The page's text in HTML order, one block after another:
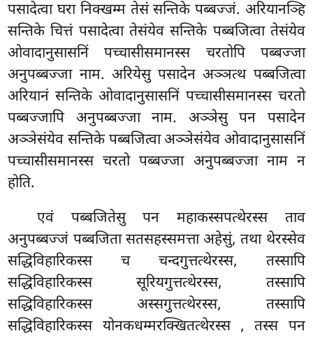
पसादेत्वा घरा निक्खम्म तेसं सन्तिके पब्बज्जं. अरियानञ्हि
सन्तिके चित्तं पसादेत्वा तेसंयेव सन्तिके पब्बजित्वा तेसंयेव
ओवादानुसासनिं पच्चासीसमानस्स चरतोपि पब्बज्जा
अनुपब्बज्जा नाम. अरियेसु पसादेन अञ्ञत्थ पब्बजित्वा
अरियानं सन्तिके ओवादानुसासनिं पच्चासीसमानस्स चरतो
पब्बज्जापि अनुपब्बज्जा नाम. अञ्ञेसु पन पसादेन
अञ्ञेसंयेव सन्तिके पब्बजित्वा अञ्ञेसंयेव ओवादानुसासनिं
पच्चासीसमानस्स चरतो पब्बज्जा अनुपब्बज्जा नाम न
होति.
एवं पब्बजितेसु पन महाकस्सपत्थेरस्स ताव
अनुपब्बज्जं पब्बजिता सतसहस्समत्ता अहेसुं, तथा थेरस्सेव
सद्धिविहारिकस्स च चन्दगुत्तत्थेरस्स, तस्सापि
सद्धिविहारिकस्स सूरियगुत्तत्थेरस्स, तस्सापि
सद्धिविहारिकस्स अस्सगुत्तत्थेरस्स, तस्सापि
सद्धिविहारिकस्स योनकधम्मरक्खितत्थेरस्स , तस्स पन